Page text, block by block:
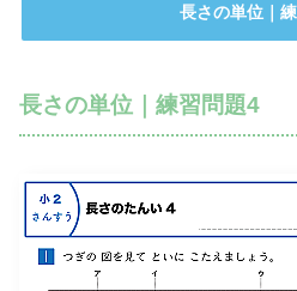
長さの単位｜
長さの単位｜練習問題4